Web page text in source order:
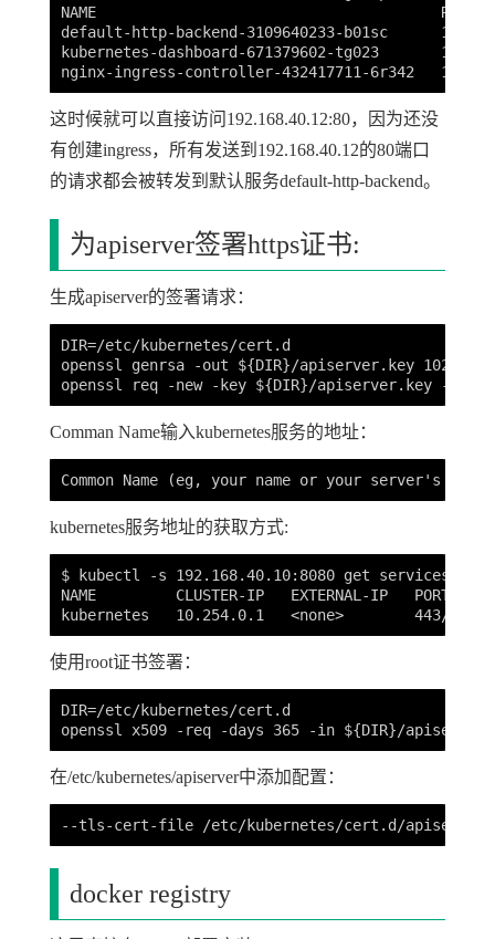
NAME                                       READY
default-http-backend-3109640233-b01sc
kubernetes-dashboard-671379602-tg023
这时候就可以直接访问192.168.40.12:80，因为还没
有创建ingress，所有发送到192.168.40.12的80端口
的请求都会被转发到默认服务default-http-backend。
为apiserver签署https证书:
生成apiserver的签署请求：
DIR=/etc/kubernetes/cert.d
openssl genrsa -out ${DIR}/
Comman Name输入kubernetes服务的地址：
kubernetes服务地址的获取方式:
$ kubectl -s 192.168.40.10:8080 get services
NAME         CLUSTER-IP   EXTERNAL-IP   PORT(S)
使用root证书签署：
DIR=/etc/kubernetes/cert.d
在/etc/kubernetes/apiserver中添加配置：
docker registry